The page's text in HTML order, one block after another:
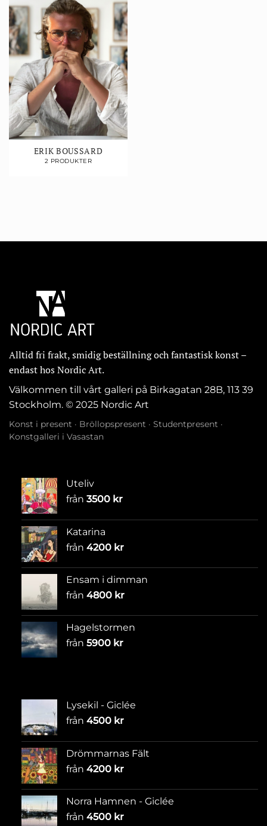
ERIK BOUSSARD
2 PRODUKTER
Alltid fri frakt, smidig beställning och fantastisk konst –
endast hos Nordic Art.
Välkommen till vårt galleri på Birkagatan 28B, 113 39
Stockholm. © 2025 Nordic Art
Konst i present · Bröllopspresent · Studentpresent ·
Konstgalleri i Vasastan
Uteliv
från 3500 kr
Katarina
från 4200 kr
Ensam i dimman
från 4800 kr
Hagelstormen
från 5900 kr
Lysekil - Giclée
från 4500 kr
Drömmarnas Fält
från 4200 kr
Norra Hamnen - Giclée
från 4500 kr